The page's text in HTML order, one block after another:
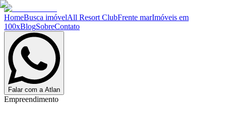
HomeBusca imóvelAll Resort ClubFrente marImóveis em
100xBlogSobreContato
Falar com a Atlan
Empreendimento